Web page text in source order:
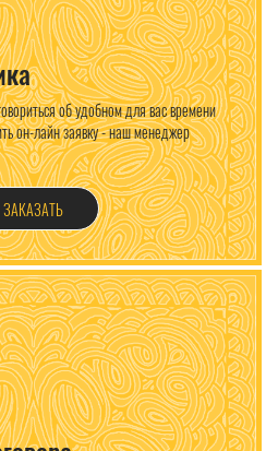
об удобном для вас времени
он-лайн заявку - наш менеджер
ЗАКАЗАТЬ